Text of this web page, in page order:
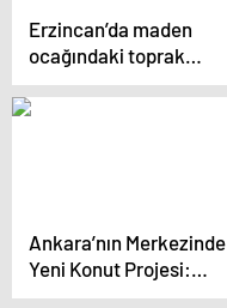
Erzincan’da maden
ocağındaki toprak
kaymasında zanlıların
ifadeleri ortaya çıktı
Ankara’nın Merkezinde
Yeni Konut Projesi:
Adres Ankara Evleri